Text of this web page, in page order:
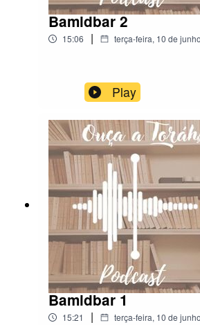
Bamidbar 2
15:06 | terça-feira, 10 de
Play
Bamidbar 1
15:21 | terça-feira, 10 de